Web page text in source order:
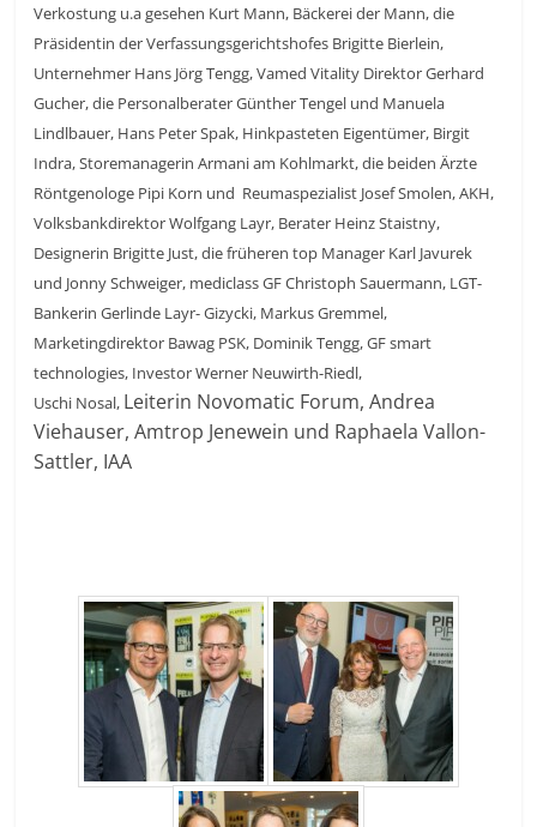
Verkostung u.a gesehen Kurt Mann, Bäckerei der Mann, die
Präsidentin der Verfassungsgerichtshofes Brigitte Bierlein,
Unternehmer Hans Jörg Tengg, Vamed Vitality Direktor Gerhard
Gucher, die Personalberater Günther Tengel und Manuela
Lindlbauer, Hans Peter Spak, Hinkpasteten Eigentümer, Birgit
Indra, Storemanagerin Armani am Kohlmarkt, die beiden Ärzte
Röntgenologe Pipi Korn und Reumaspezialist Josef Smolen, AKH,
Volksbankdirektor Wolfgang Layr, Berater Heinz Staistny,
Designerin Brigitte Just, die früheren top Manager Karl Javurek
und Jonny Schweiger, mediclass GF Christoph Sauermann, LGT-
Bankerin Gerlinde Layr- Gizycki, Markus Gremmel,
Marketingdirektor Bawag PSK, Dominik Tengg, GF smart
technologies, Investor Werner Neuwirth-Riedl,
Uschi Nosal, Leiterin Novomatic Forum, Andrea
Viehauser, Amtrop Jenewein und Raphaela Vallon-
Sattler, IAA